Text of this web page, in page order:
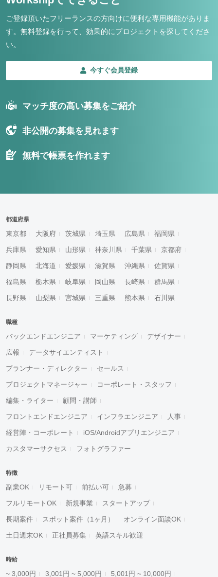
ご登録頂いたフリーランスの方向けに便利な専用機能がありま
す。 無料登録を行って、効果的にプロジェクトを探してくださ
い。
今すぐ会員登録
マッチ度の高い募集をご紹介
非公開の募集を見れます
無料で帳票を作れます
都道府県
東京都 大阪府 茨城県 埼玉県 広島県 福岡県
兵庫県 愛知県 山形県 神奈川県 千葉県 京都府
静岡県 北海道 愛媛県 滋賀県 沖縄県 佐賀県
福島県 栃木県 岐阜県 岡山県 長崎県 群馬県
長野県 山梨県 宮城県 三重県 熊本県 石川県
職種
バックエンドエンジニア マーケティング デザイナー
広報 データサイエンティスト
プランナー・ディレクター セールス
プロジェクトマネージャー コーポレート・スタッフ
編集・ライター 顧問・講師
フロントエンドエンジニア インフラエンジニア 人事
経営陣・コーポレート iOS/Androidアプリエンジニア
カスタマーサクセス フォトグラファー
特徴
副業OK リモート可 前払い可 急募
フルリモートOK 新規事業 スタートアップ
長期案件 スポット案件（1ヶ月） オンライン面談OK
土日週末OK 正社員募集 英語スキル歓迎
時給
~ 3,000円 3,001円 ~ 5,000円 5,001円 ~ 10,000円